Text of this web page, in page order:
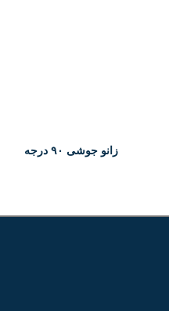
زانو جوشی ۹۰ درجه